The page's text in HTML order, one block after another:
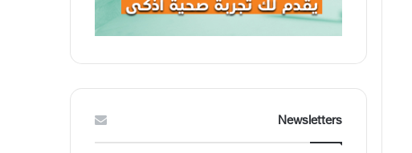
Newsletters